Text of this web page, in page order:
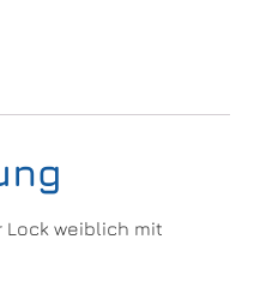
weiblich mit